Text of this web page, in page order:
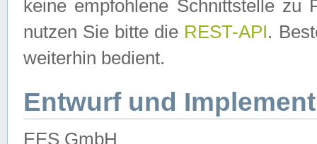
keine empfohlene Schnittstelle zu
nutzen Sie bitte die REST-API.
weiterhin bedient.
Entwurf und
EES GmbH